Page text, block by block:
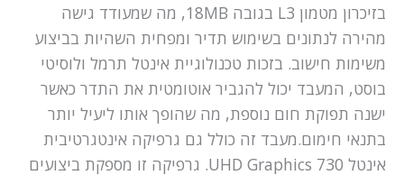
בזיכרון מטמון L3 בגובה 18MB, מה שמעודד גישה
מהירה לנתונים בשימוש תדיר ומפחית השהיות בביצוע
משימות חישוב. בזכות טכנולוגיית אינטל תרמל ולוסיטי
בוסט, המעבד יכול להגביר אוטומטית את התדר כאשר
ישנה תפוקת חום נוספת, מה שהופך אותו ליעיל יותר
בתנאי חימום.מעבד זה כולל גם גרפיקה אינטגרטיבית
אינטל UHD Graphics 730. גרפיקה זו מספקת ביצועים